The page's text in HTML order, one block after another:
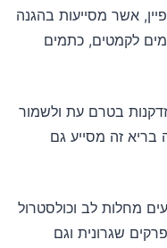
אשר מסייעות בהגנה
לקמטים, כתמים
בטרם עת ולשמור
זה מסייע גם
מחלות לב וכולסטרול
שגרונית וגם